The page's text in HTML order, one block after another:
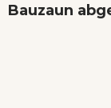
Bauzaun